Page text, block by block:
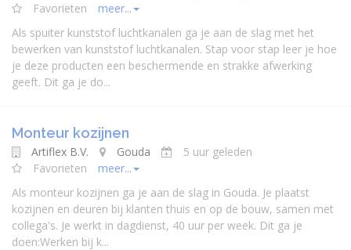
Favorieten
meer...
Als spuiter kunststof luchtkanalen ga je aan de slag met het
bewerken van kunststof luchtkanalen. Stap voor stap leer je hoe
je deze producten een beschermende en strakke afwerking
geeft. Dit ga je do...
Monteur kozijnen
Artiflex B.V. Gouda
5 uur geleden
Favorieten
meer...
Als monteur kozijnen ga je aan de slag in Gouda. Je plaatst
kozijnen en deuren bij klanten thuis en op de bouw, samen met
collega's. Je werkt in dagdienst, 40 uur per week. Dit ga je
doen:Werken bij k...